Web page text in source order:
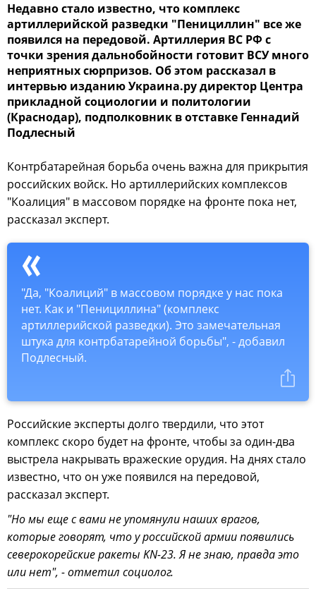
Недавно стало известно, что комплекс
артиллерийской разведки "Пенициллин" все же
появился на передовой. Артиллерия ВС РФ с
точки зрения дальнобойности готовит ВСУ много
неприятных сюрпризов. Об этом рассказал в
интервью изданию Украина.ру директор Центра
прикладной социологии и политологии
(Краснодар), подполковник в отставке Геннадий
Подлесный
Контрбатарейная борьба очень важна для прикрытия
российских войск. Но артиллерийских комплексов
"Коалиция" в массовом порядке на фронте пока нет,
рассказал эксперт.
"Да, "Коалиций" в массовом порядке у нас пока
нет. Как и "Пенициллина" (комплекс
артиллерийской разведки). Это замечательная
штука для контрбатарейной борьбы", - добавил
Подлесный.
Российские эксперты долго твердили, что этот
комплекс скоро будет на фронте, чтобы за один-два
выстрела накрывать вражеские орудия. На днях стало
известно, что он уже появился на передовой,
рассказал эксперт.
"Но мы еще с вами не упомянули наших врагов,
которые говорят, что у российской армии появились
северокорейские ракеты KN-23. Я не знаю, правда это
или нет", - отметил социолог.